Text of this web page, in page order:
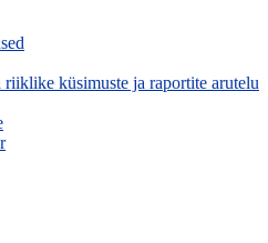
riiklike küsimuste ja raportite arutelu